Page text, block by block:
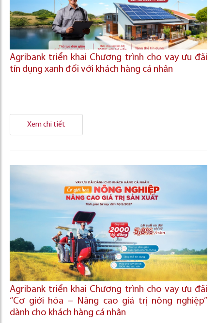
Agribank triển khai Chương trình cho vay ưu đãi
tín dụng xanh đối với khách hàng cá nhân
Xem chi tiết
Agribank triển khai Chương trình cho vay ưu đãi
“Cơ giới hóa – Nâng cao giá trị nông nghiệp”
dành cho khách hàng cá nhân